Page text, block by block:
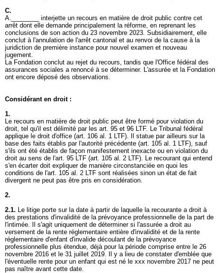
C.
A.________ interjette un recours en matière de droit public contre cet
arrêt dont elle demande principalement la réforme, en reprenant les
conclusions de son action du 23 novembre 2023. Subsidiairement, elle
conclut à l'annulation de l'arrêt cantonal et au renvoi de la cause à la
juridiction de première instance pour nouvel examen et nouveau
jugement.
La Fondation conclut au rejet du recours, tandis que l'Office fédéral des
assurances sociales a renoncé à se déterminer. L'assurée et la Fondation
ont encore déposé des observations.
Considérant en droit :
1.
Le recours en matière de droit public peut être formé pour violation du
droit, tel qu'il est délimité par les art. 95 et 96 LTF. Le Tribunal fédéral
applique le droit d'office (art. 106 al. 1 LTF). Il statue par ailleurs sur la
base des faits établis par l'autorité précédente (art. 105 al. 1 LTF), sauf
s'ils ont été établis de façon manifestement inexacte ou en violation du
droit au sens de l'art. 95 LTF (art. 105 al. 2 LTF). Le recourant qui entend
s'en écarter doit expliquer de manière circonstanciée en quoi les
conditions de l'art. 105 al. 2 LTF sont réalisées sinon un état de fait
divergent ne peut pas être pris en considération.
2.
2.1. Le litige porte sur la date à partir de laquelle la recourante a droit à
des prestations d'invalidité de la prévoyance professionnelle de la part de
l'intimée. Il s'agit uniquement de déterminer si l'assurée a droit au
versement de la rente réglementaire entière d'invalidité et de la rente
réglementaire d'enfant d'invalide découlant de la prévoyance
professionnelle plus étendue, déjà pour la période comprise entre le 26
novembre 2016 et le 31 juillet 2019. Il y a lieu de constater d'emblée que
l'éventuelle rente pour un enfant qui est né le xxx novembre 2017 ne peut
pas naître avant cette date.